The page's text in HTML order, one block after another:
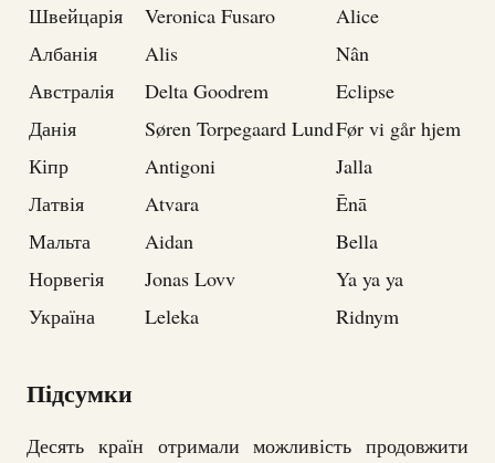
Швейцарія
Veronica Fusaro
Alice
Албанія
Alis
Nân
Австралія
Delta Goodrem
Eclipse
Данія
Søren Torpegaard LundFør vi går hjem
Кіпр
Antigoni
Jalla
Латвія
Atvara
Ēnā
Мальта
Aidan
Bella
Норвегія
Jonas Lovv
Ya ya ya
Україна
Leleka Ridnym
Підсумки
Десять країн отримали можливість продовжити